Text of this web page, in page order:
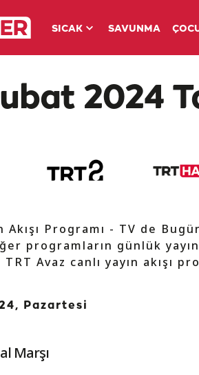
SICAK SAVUNMA
2024
Akışı Programı - TV de
programların günlük
Avaz canlı yayın akışı
Pazartesi
Marşı